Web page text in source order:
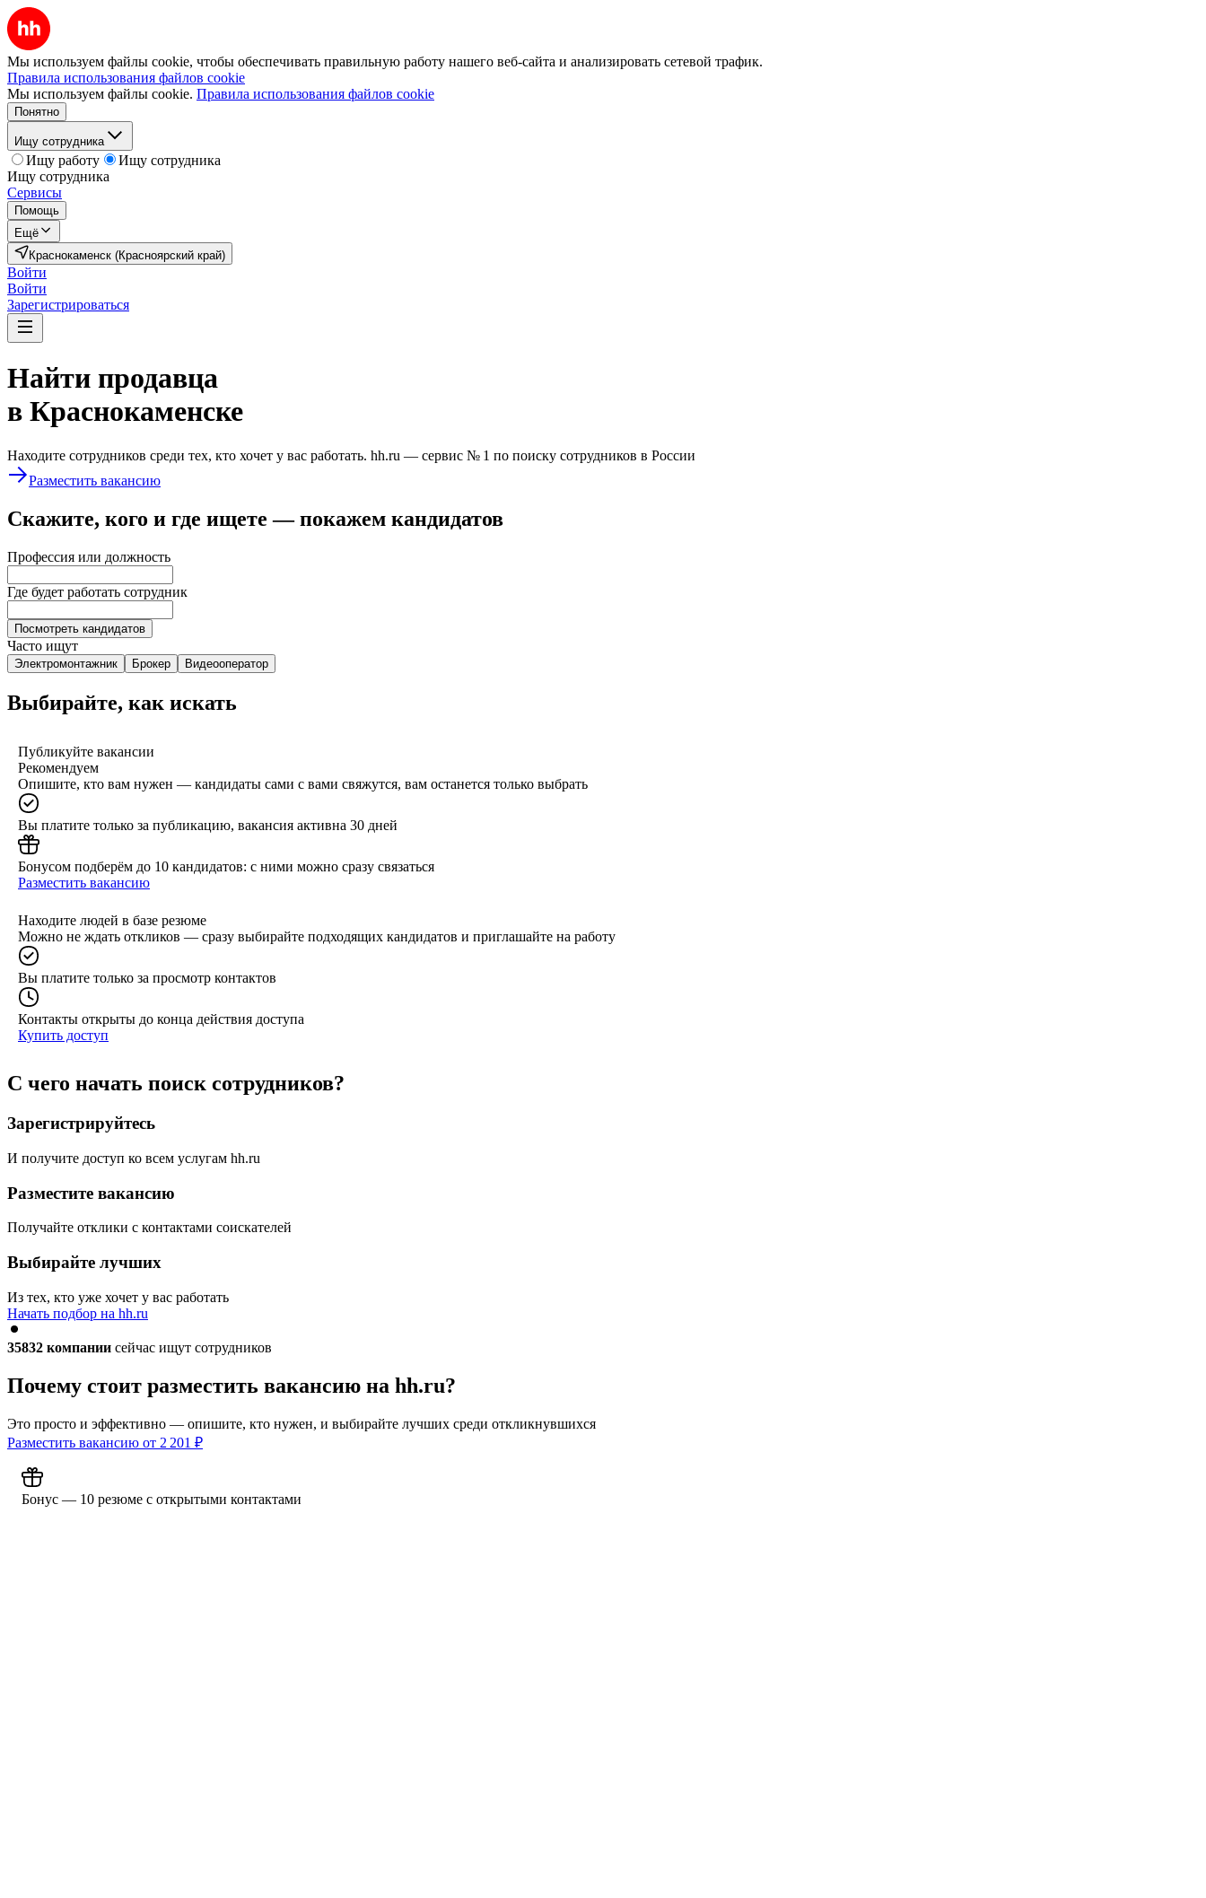
Мы используем файлы cookie, чтобы обеспечивать правильную работу нашего веб-сайта и анализировать сетевой трафик.
Правила использования файлов cookie
Мы используем файлы cookie. Правила использования файлов cookie
Понятно
Ищу сотрудника
Ищу работу
Ищу сотрудника
Ищу сотрудника
Сервисы
Помощь
Ещё
Краснокаменск (Красноярский край)
Войти
Войти
Зарегистрироваться
Найти продавца
в Краснокаменске
Находите сотрудников среди тех, кто хочет у вас работать. hh.ru — сервис № 1 по поиску сотрудников в России
Разместить вакансию
Скажите, кого и где ищете — покажем кандидатов
Профессия или должность
Где будет работать сотрудник
Посмотреть кандидатов
Часто ищут
Электромонтажник Брокер Видеооператор
Выбирайте, как искать
Публикуйте вакансии
Рекомендуем
Опишите, кто вам нужен — кандидаты сами с вами свяжутся, вам останется только выбрать
Вы платите только за публикацию, вакансия активна 30 дней
Бонусом подберём до 10 кандидатов: с ними можно сразу связаться
Разместить вакансию
Находите людей в базе резюме
Можно не ждать откликов — сразу выбирайте подходящих кандидатов и приглашайте на работу
Вы платите только за просмотр контактов
Контакты открыты до конца действия доступа
Купить доступ
С чего начать поиск сотрудников?
Зарегистрируйтесь
И получите доступ ко всем услугам hh.ru
Разместите вакансию
Получайте отклики с контактами соискателей
Выбирайте лучших
Из тех, кто уже хочет у вас работать
Начать подбор на hh.ru
35832 компании сейчас ищут сотрудников
Почему стоит разместить вакансию на hh.ru?
Это просто и эффективно — опишите, кто нужен, и выбирайте лучших среди откликнувшихся
Разместить вакансию от 2 201 ₽
Бонус — 10 резюме с открытыми контактами